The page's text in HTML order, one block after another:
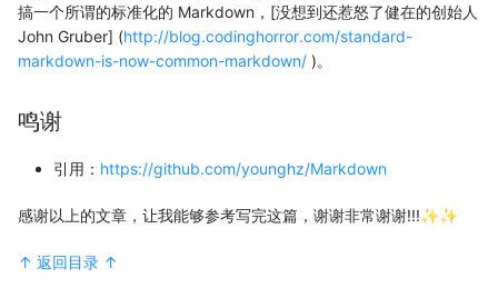
搞一个所谓的标准化的 Markdown，[没想到还惹怒了健在的创始人
John Gruber] (http://blog.codinghorror.com/standard-
markdown-is-now-common-markdown/ )。
鸣谢
引用： https://github.com/younghz/Markdown
感谢以上的文章，让我能够参考写完这篇，谢谢非常谢谢!!!✨✨
↑ 返回目录 ↑